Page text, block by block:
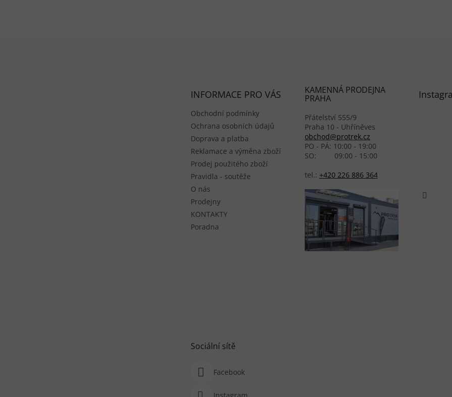
INFORMACE PRO VÁS
Obchodní podmínky
Ochrana osobních údajů
Doprava a platba
Reklamace a výměna zboží
Prodej použitého zboží
Pravidla - soutěže
O nás
Prodejny
KONTAKTY
Poradna
KAMENNÁ PRODEJNA
PRAHA
Přátelství 555/9
Praha 10 - Uhříněves
obchod@protrek.cz
PO - PÁ: 10:00 - 19:00
SO: 09:00 - 15:00
tel.: +420 226 886 364
Sociální sítě
Facebook